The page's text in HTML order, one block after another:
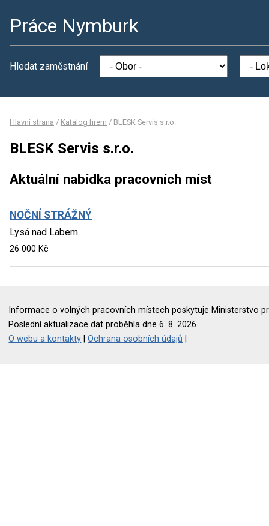
Práce Nymburk
Hledat zaměstnání
Hlavní strana / Katalog firem / BLESK Servis s.r.o.
BLESK Servis s.r.o.
Aktuální nabídka pracovních míst
NOČNÍ STRÁŽNÝ
Lysá nad Labem
26 000 Kč
Informace o volných pracovních místech poskytuje Ministerstvo
Poslední aktualizace dat proběhla dne 6. 8. 2026.
O webu a kontakty |Ochrana osobních údajů